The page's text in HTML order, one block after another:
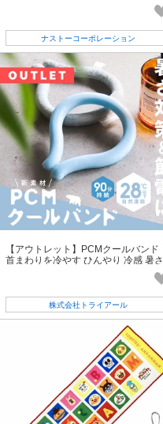
ナストーコーポレーション
【アウトレット】PCMクールバンド
首まわりを冷やす ひんやり 冷感 暑さ
株式会社トライアール